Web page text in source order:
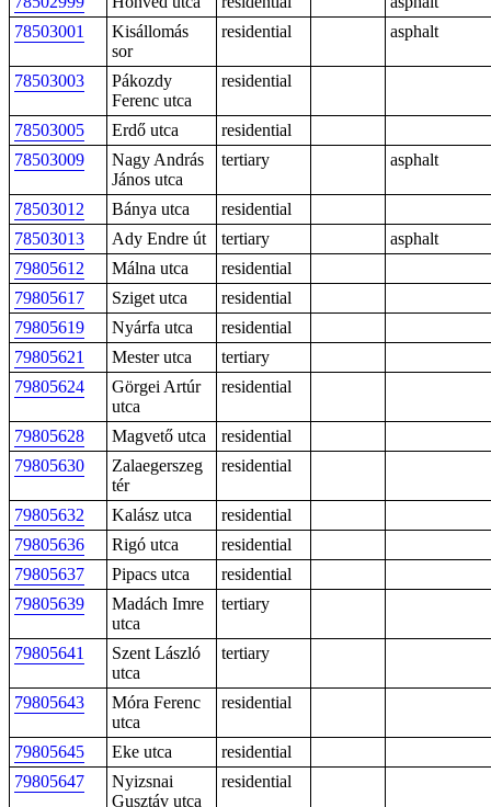
78503001
Kisállomás
sor
residential asphalt
78503003
Pákozdy
Ferenc utca
residential
78503005 Erdő utca
residential
78503009
Nagy András
János utca
tertiary asphalt
78503012 Bánya utca
residential
78503013
Ady Endre út tertiary
asphalt
79805612
Málna utca
residential
79805617
Sziget utca
residential
79805619
Nyárfa utca
residential
79805621
Mester utca
tertiary
79805624
Görgei Artúr
utca
residential
79805628 Magvető utca
residential
79805630
Zalaegerszeg
tér
residential
79805632 Kalász utca
residential
79805636
Rigó utca
residential
79805637
Pipacs utca
residential
79805639
Madách Imre
utca
tertiary
79805641
Szent László
utca
tertiary
79805643
Móra Ferenc
utca
residential
79805645 Eke utca
residential
79805647
Nyizsnai
Gusztáv utca
residential